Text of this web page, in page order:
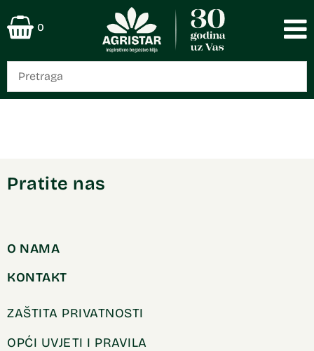
0
Pratite nas
O NAMA
KONTAKT
ZAŠTITA PRIVATNOSTI
OPĆI UVJETI I PRAVILA